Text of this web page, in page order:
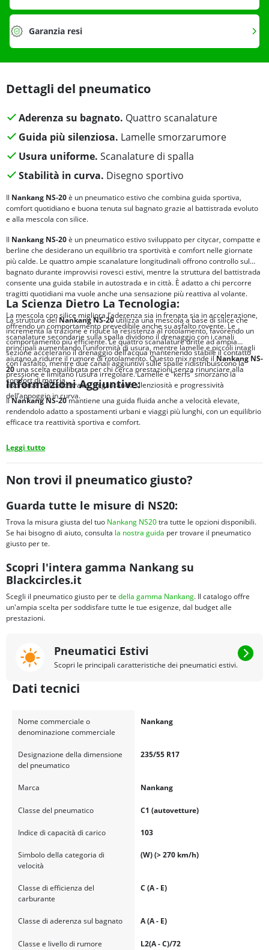
Garanzia resi
Dettagli del pneumatico
Aderenza su bagnato. Quattro scanalature
Guida più silenziosa. Lamelle smorzarumore
Usura uniforme. Scanalature di spalla
Stabilità in curva. Disegno sportivo
Il Nankang NS-20è un pneumatico estivo che combina guida sportiva,
comfort quotidiano e buona tenuta sul bagnato grazie al battistrada evoluto
e alla mescola con silice.
Il Nankang NS-20è un pneumatico estivo sviluppato per citycar, compatte e
berline che desiderano un equilibrio tra sportività e comfort nelle giornate
più calde. Le quattro ampie scanalature longitudinali offrono controllo sul
bagnato durante improvvisi rovesci estivi, mentre la struttura del battistrada
consente una guida stabile in autostrada e in città. È adatto a chi percorre
tragitti quotidiani ma vuole anche una sensazione più reattiva al volante.
La mescola con silice migliora l’aderenza sia in frenata sia in accelerazione,
offrendo un comportamento prevedibile anche su asfalto rovente. Le
scanalature secondarie sulla spalla dividono il drenaggio con i canali
principali aumentando l’uniformità di usura, mentre lamelle e piccoli intagli
aiutano a ridurre il rumore di rotolamento. Questo mix rende ilNankang NS-
20una scelta equilibrata per chi cerca prestazioni senza rinunciare alla
comfort di marcia.
La Scienza Dietro La Tecnologia:
La struttura delNankang NS-20utilizza una mescola a base di silice che
incrementa la trazione e riduce la resistenza al rotolamento, favorendo un
comportamento più efficiente. Le quattro scanalature dritte ad ampia
sezione accelerano il drenaggio dell’acqua mantenendo stabile il contatto
con l’asfalto, mentre due canali aggiuntivi sulle spalle ridistribuiscono la
pressione e limitano l’usura irregolare. Lamelle e “kerfs” smorzano la
risonanza del battistrada, migliorando silenziosità e progressività
dell’appoggio in curva.
Informazioni Aggiuntive:
IlNankang NS-20mantiene una guida fluida anche a velocità elevate,
rendendolo adatto a spostamenti urbani e viaggi più lunghi, con un equilibrio
efficace tra reattività sportiva e comfort.
Leggi tutto
Non trovi il pneumatico giusto?
Guarda tutte le misure di NS20:
Trova la misura giusta del tuo Nankang NS20tra tutte le opzioni disponibili.
Se hai bisogno di aiuto, consulta la nostra guida per trovare il pneumatico
giusto per te.
Scopri l'intera gamma Nankang su
Blackcircles.it
Scegli il pneumatico giusto per te della gamma Nankang. Il catalogo offre
un'ampia scelta per soddisfare tutte le tue esigenze, dal budget alle
prestazioni.
Pneumatici Estivi
Scopri le principali caratteristiche dei pneumatici estivi.
Dati tecnici
Nome commerciale o
denominazione commerciale
Nankang
Designazione della dimensione
del pneumatico
235/55 R17
Marca Nankang
Classe del pneumatico C1 (autovetture)
Indice di capacità di carico 103
Simbolo della categoria di
velocità
(W) (> 270 km/h)
Classe di efficienza del
carburante
C (A - E)
Classe di aderenza sul bagnato A (A - E)
Classe e livello di rumore
L2(A - C)/72